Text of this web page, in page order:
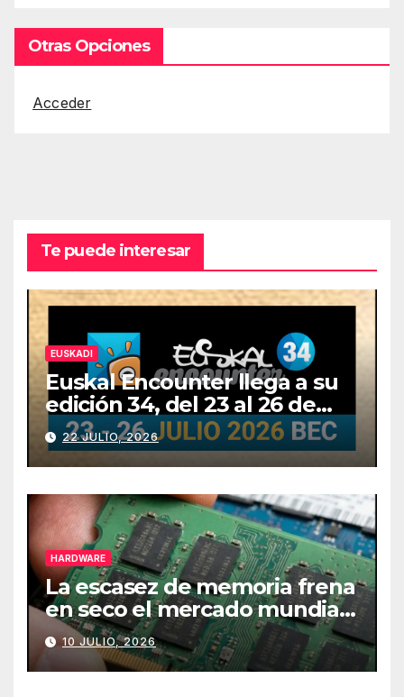
Otras Opciones
Acceder
Te puede interesar
EUSKADI
Euskal Encounter llega a su
edición 34, del 23 al 26 de
julio
22 JULIO, 2026
HARDWARE
La escasez de memoria frena
en seco el mercado mundial
de PCs
10 JULIO, 2026